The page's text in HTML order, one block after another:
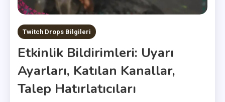
Twitch Drops Bilgileri
Etkinlik Bildirimleri: Uyarı
Ayarları, Katılan Kanallar,
Talep Hatırlatıcıları